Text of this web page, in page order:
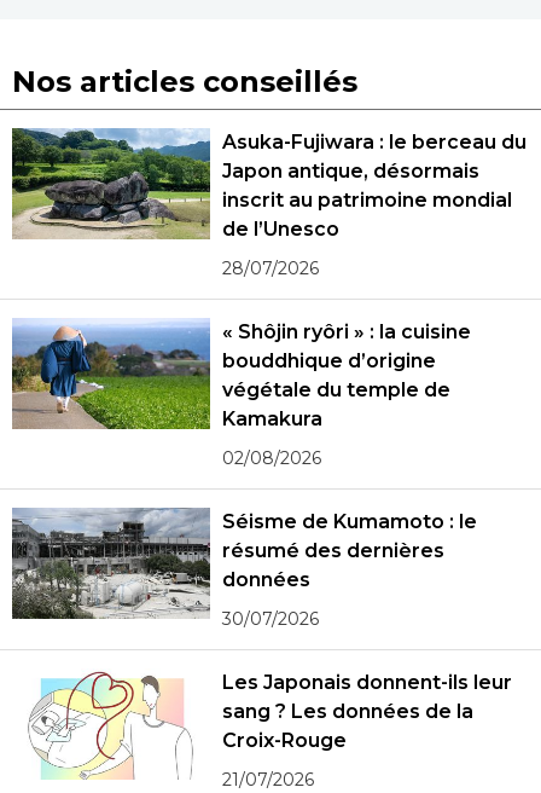
Nos articles conseillés
Asuka-Fujiwara : le berceau du
Japon antique, désormais
inscrit au patrimoine mondial
de l’Unesco
28/07/2026
« Shôjin ryôri » : la cuisine
bouddhique d’origine
végétale du temple de
Kamakura
02/08/2026
Séisme de Kumamoto : le
résumé des dernières
données
30/07/2026
Les Japonais donnent-ils leur
sang ? Les données de la
Croix-Rouge
21/07/2026